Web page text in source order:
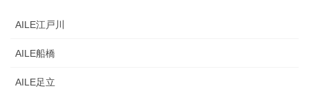
ー
ジ
AILE江戸川
AILE船橋
AILE足立